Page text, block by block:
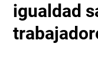
igualdad